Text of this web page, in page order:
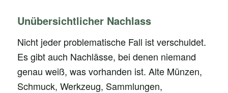
Unübersichtlicher Nachlass
Nicht jeder problematische Fall ist verschuldet.
Es gibt auch Nachlässe, bei denen niemand
genau weiß, was vorhanden ist. Alte Münzen,
Schmuck, Werkzeug, Sammlungen,